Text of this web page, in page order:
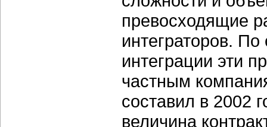
превосходящие
интеграторов.
интеграции эти
частным
составил в 2002
величина